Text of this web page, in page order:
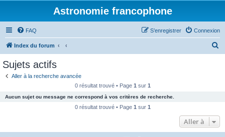
Astronomie francophone
FAQ Connexion
S’enregistrer
Index du forum
c
Sujets actifs
Aller à la recherche avancée
0 résultat trouvé • Page 1 sur 1
Aucun sujet ou message ne correspond à vos critères de recherche.
0 résultat trouvé • Page 1 sur 1
Aller à